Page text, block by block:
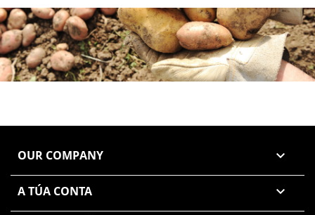
OUR COMPANY 
A TÚA CONTA 